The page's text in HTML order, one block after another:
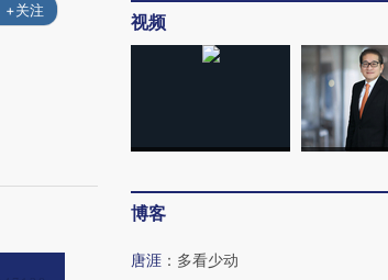
+关注
视频
博客
唐涯 ： 多看少动